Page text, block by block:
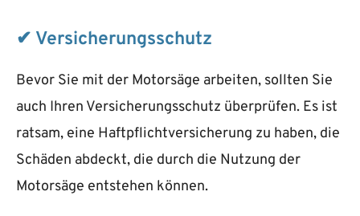
✔ Versicherungsschutz
Bevor Sie mit der Motorsäge arbeiten, sollten Sie
auch Ihren Versicherungsschutz überprüfen. Es ist
ratsam, eine Haftpflichtversicherung zu haben, die
Schäden abdeckt, die durch die Nutzung der
Motorsäge entstehen können.